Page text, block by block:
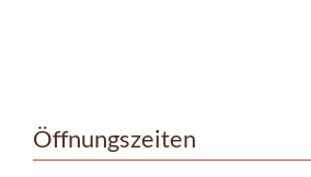
Öffnungszeiten